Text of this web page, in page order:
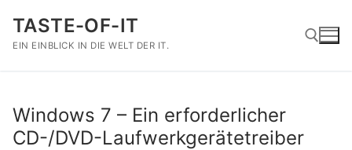
Inhalt
springen
TASTE-OF-IT
EIN EINBLICK IN DIE WELT DER IT.
Windows 7 – Ein erforderlicher
CD-/DVD-Laufwerkgerätetreiber